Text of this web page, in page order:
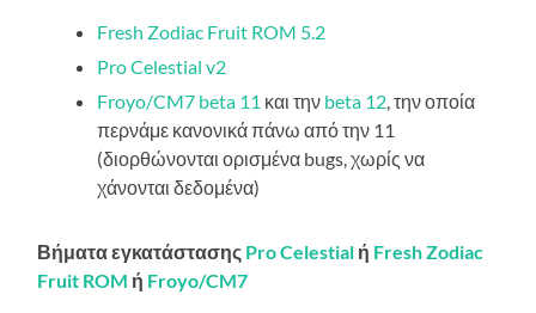
Fresh Zodiac Fruit ROM 5.2
Pro Celestial v2
Froyo/CM7 beta 11 και την beta 12, την οποία
περνάμε κανονικά πάνω από την 11
(διορθώνονται ορισμένα bugs, χωρίς να
χάνονται δεδομένα)
Βήματα εγκατάστασης Pro Celestial ή Fresh Zodiac
Fruit ROM ή Froyo/CM7